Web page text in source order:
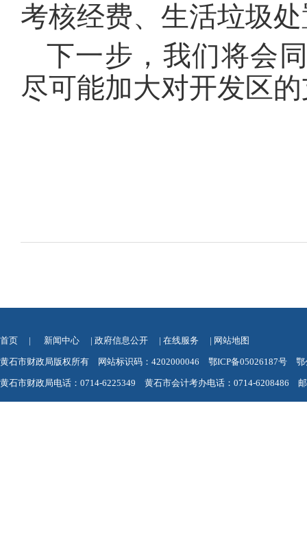
考核经费、生活垃圾
下一步，我们将会
尽可能加大对开发区
首页 | 新闻中心 | 政府信息公开 | 在线服务 | 网站地图
黄石市财政局版权所有 网站标识码：4202000046 鄂ICP备05026187号 鄂
黄石市财政局电话：0714-6225349 黄石市会计考办电话：0714-6208486